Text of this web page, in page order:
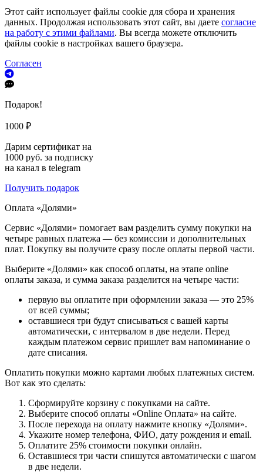
Этот сайт использует файлы cookie для сбора и хранения
данных. Продолжая использовать этот сайт, вы даете согласие
на работу с этими файлами. Вы всегда можете отключить
файлы cookie в настройках вашего браузера.
Согласен
Подарок!
1000 ₽
Дарим сертификат на
1000 руб. за подписку
на канал в telegram
Получить подарок
Оплата «Долями»
Сервис «Долями» помогает вам разделить сумму покупки на
четыре равных платежа — без комиссии и дополнительных
плат. Покупку вы получите сразу после оплаты первой части.
Выберите «Долями» как способ оплаты, на этапе online
оплаты заказа, и сумма заказа разделится на четыре части:
первую вы оплатите при оформлении заказа — это 25%
от всей суммы;
оставшиеся три будут списываться с вашей карты
автоматически, с интервалом в две недели. Перед
каждым платежом сервис пришлет вам напоминание о
дате списания.
Оплатить покупки можно картами любых платежных систем.
Вот как это сделать:
Сформируйте корзину с покупками на сайте.
Выберите способ оплаты «Online Оплата» на сайте.
После перехода на оплату нажмите кнопку «Долями».
Укажите номер телефона, ФИО, дату рождения и email.
Оплатите 25% стоимости покупки онлайн.
Оставшиеся три части спишутся автоматически с шагом
в две недели.